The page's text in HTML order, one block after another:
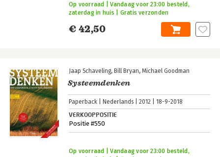
€ 42,50
Op voorraad | Vandaag voor 23:00 besteld,
zaterdag in huis | Gratis verzonden
Jaap Schaveling Bill Bryan Michael Goodman
Systeemdenken
Paperback Nederlands 2012 18-9-2018
VERKOOPPOSITIE
Positie #550
Op voorraad | Vandaag voor 23:00 besteld,